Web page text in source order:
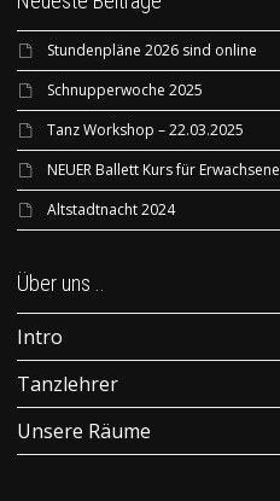
Stundenpläne 2026 sind online
Schnupperwoche 2025
Tanz Workshop – 22.03.2025
NEUER Ballett Kurs für Erwachsene
Altstadtnacht 2024
Über uns ..
Intro
Tanzlehrer
Unsere Räume